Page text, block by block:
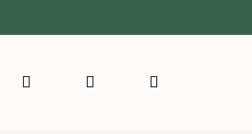
Hledat PřihlášeníNákupní